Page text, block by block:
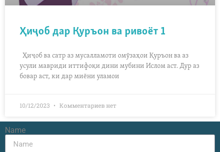
Ҳиҷоб дар Қуръон ва ривоёт 1
Ҳиҷоб ва сатр аз мусалламоти омӯзаҳои Қуръон ва аз
усули мавриди иттифоқи дини мубини Ислом аст. Дур аз
бовар аст, ки дар миёни уламои
10/12/2023 Комментариев нет
Name